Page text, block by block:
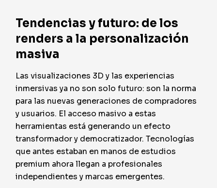
Tendencias y futuro: de los
renders a la personalización
masiva
Las visualizaciones 3D y las experiencias
inmersivas ya no son solo futuro: son la norma
para las nuevas generaciones de compradores
y usuarios. El acceso masivo a estas
herramientas está generando un efecto
transformador y democratizador. Tecnologías
que antes estaban en manos de estudios
premium ahora llegan a profesionales
independientes y marcas emergentes.